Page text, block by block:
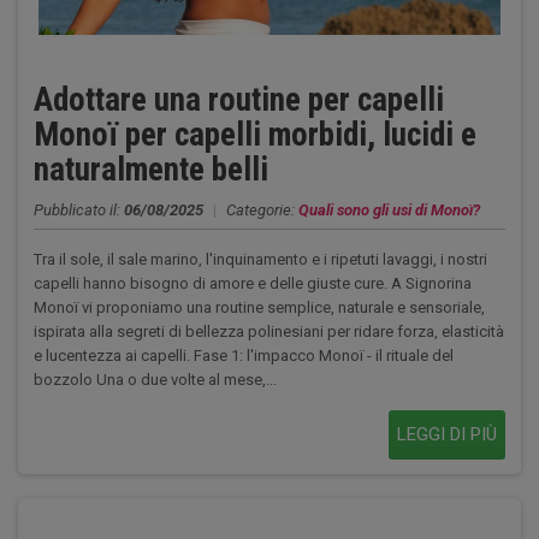
Adottare una routine per capelli
Monoï per capelli morbidi, lucidi e
naturalmente belli
Pubblicato il: 06/08/2025 | Categorie: Quali sono gli usi di Monoï?
Tra il sole, il sale marino, l'inquinamento e i ripetuti lavaggi, i nostri
capelli hanno bisogno di amore e delle giuste cure. A Signorina
Monoï vi proponiamo una routine semplice, naturale e sensoriale,
ispirata alla segreti di bellezza polinesiani per ridare forza, elasticità
e lucentezza ai capelli. Fase 1: l'impacco Monoï - il rituale del
bozzolo Una o due volte al mese,...
LEGGI DI PIÙ